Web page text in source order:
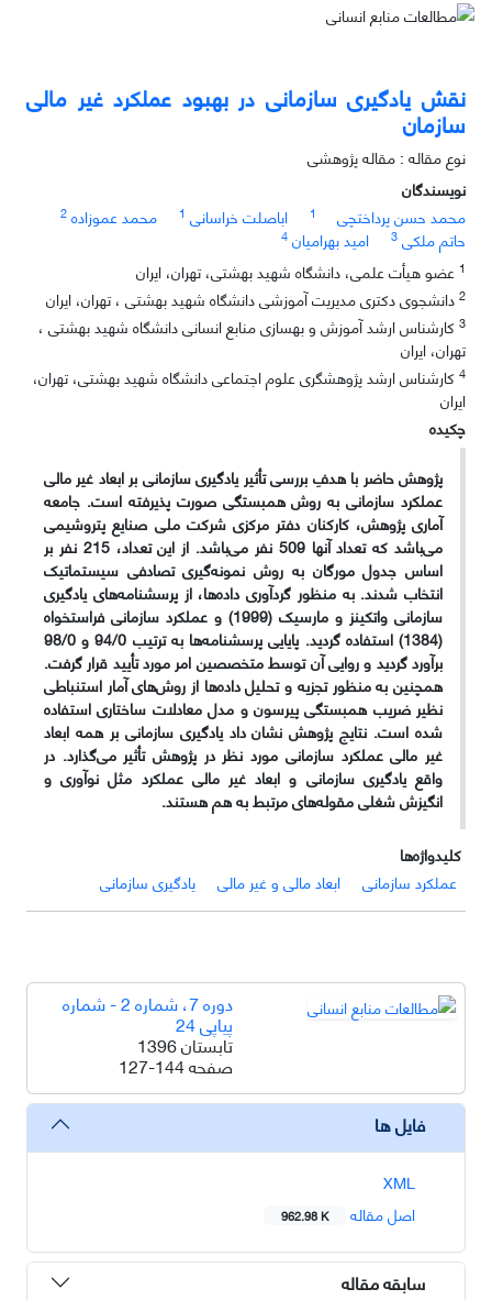
نقش یادگیری سازمانی در بهبود عملکرد غیر مالی
سازمان
نوع مقاله : مقاله پژوهشی
نویسندگان
محمد حسن پرداختچی
1 اباصلت خراسانی 1 محمد عموزاده 2
حاتم ملکی 3 امید بهرامیان 4
1 عضو هیأت علمی، دانشگاه شهید بهشتی، تهران، ایران
2 دانشجوی دکتری مدیریت آموزشی دانشگاه شهید بهشتی ، تهران، ایران
3 کارشناس ارشد آموزش و بهسازی منابع انسانی دانشگاه شهید بهشتی ،
تهران، ایران
4 کارشناس ارشد پژوهشگری علوم اجتماعی دانشگاه شهید بهشتی، تهران،
ایران
چکیده
پژوهش حاضر با هدفِ بررسی تأثیر یادگیری سازمانی بر ابعاد غیر مالی
عملکرد سازمانی به روش همبستگی صورت پذیرفته است. جامعه
آماری پژوهش، کارکنان دفتر مرکزی شرکت ملی صنایع پتروشیمی
می‌باشد که تعداد آنها 509 نفر می‌باشد. از این تعداد، 215 نفر بر
اساس جدول مورگان به روش نمونه‌گیری تصادفی سیستماتیک
انتخاب شدند. به منظور گردآوری داده‌ها، از پرسشنامه‌های یادگیری
سازمانی واتکینز و مارسیک (1999) و عملکرد سازمانی فراستخواه
(1384) استفاده گردید. پایایی پرسشنامه‌ها به ترتیب 94/0 و 98/0
برآورد گردید و روایی آن توسط متخصصین امر مورد تأیید قرار گرفت.
همچنین به منظور تجزیه و تحلیل داده‌ها از روش‌های آمار استنباطی
نظیر ضریب همبستگی پیرسون و مدل معادلات ساختاری استفاده
شده است. نتایج پژوهش نشان داد یادگیری سازمانی بر همه ابعاد
غیر مالی عملکرد سازمانی مورد نظر در پژوهش تأثیر می‌گذارد. در
واقع یادگیری سازمانی و ابعاد غیر مالی عملکرد مثل نوآوری و
انگیزش شغلی مقوله‌های مرتبط به هم هستند.
کلیدواژه‌ها
عملکرد سازمانی
ابعاد مالی و غیر مالی یادگیری سازمانی
دوره 7، شماره 2 - شماره
پیاپی 24
تابستان 1396
صفحه127-144
فایل ها
XML
اصل مقاله
962.98 K
سابقه مقاله